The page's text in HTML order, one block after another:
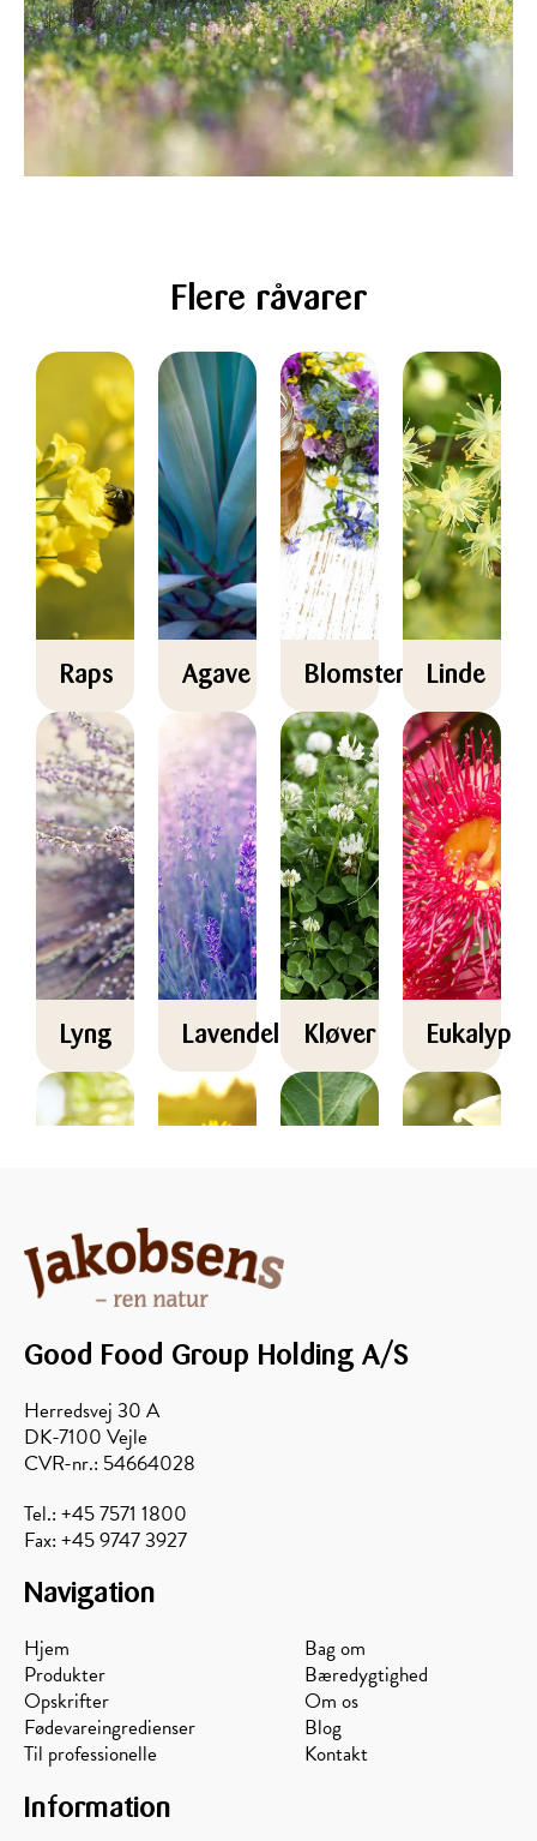
Flere råvarer
Raps Agave Blomsterhonning
Linde
Lyng Lavendel Kløver
Good Food Group Holding A/S
Herredsvej 30 A
DK-7100 Vejle
CVR-nr.: 54664028
Tel.: +45 7571 1800
Fax: +45 9747 3927
Navigation
Hjem
Produkter
Opskrifter
Fødevareingredienser
Til professionelle
Bag om
Bæredygtighed
Om os
Blog
Kontakt
Information